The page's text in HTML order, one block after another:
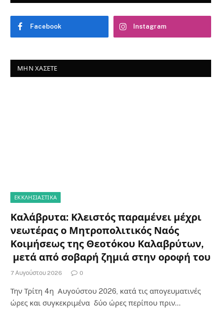
Facebook Instagram
ΜΗΝ ΧΆΣΕΤΕ
ΕΚΚΛΗΣΙΑΣΤΙΚΑ
Καλάβρυτα: Κλειστός παραμένει μέχρι
νεωτέρας ο Μητροπολιτικός Ναός
Κοιμήσεως της Θεοτόκου Καλαβρύτων,
μετά από σοβαρή ζημιά στην οροφή του
7 Αυγούστου 2026 0
Την Τρίτη 4η Αυγούστου 2026, κατά τις απογευματινές
ώρες και συγκεκριμένα δύο ώρες περίπου πριν…